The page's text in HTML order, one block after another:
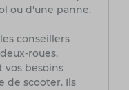
ou d'une panne.
conseillers
roues,
vos besoins
de scooter. Ils